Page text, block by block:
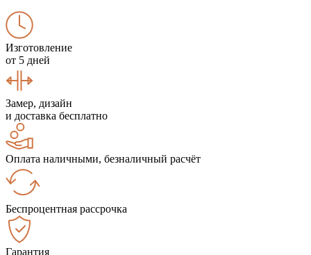
Изготовление
от 5 дней
Замер, дизайн
и доставка бесплатно
Оплата наличными, безналичный расчёт
Беспроцентная рассрочка
Гарантия